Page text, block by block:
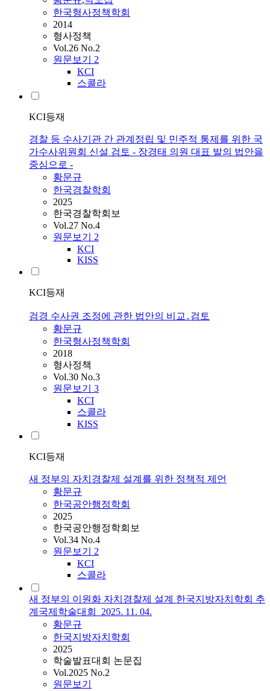
한국형사정책학회
2014
형사정책
Vol.26 No.2
원문보기 2
KCI
스콜라
KCI등재
경찰 등 수사기관 간 관계정립 및 민주적 통제를 위한 국
가수사위원회 신설 검토 - 장경태 의원 대표 발의 법안을
중심으로 -
황문규
한국경찰학회
2025
한국경찰학회보
Vol.27 No.4
원문보기 2
KCI
KISS
KCI등재
검경 수사권 조정에 관한 법안의 비교․검토
황문규
한국형사정책학회
2018
형사정책
Vol.30 No.3
원문보기 3
KCI
스콜라
KISS
KCI등재
새 정부의 자치경찰제 설계를 위한 정책적 제언
황문규
한국공안행정학회
2025
한국공안행정학회보
Vol.34 No.4
원문보기 2
KCI
스콜라
새 정부의 이원화 자치경찰제 설계 한국지방자치학회 추
계국제학술대회_2025. 11. 04.
황문규
한국지방자치학회
2025
학술발표대회 논문집
Vol.2025 No.2
원문보기